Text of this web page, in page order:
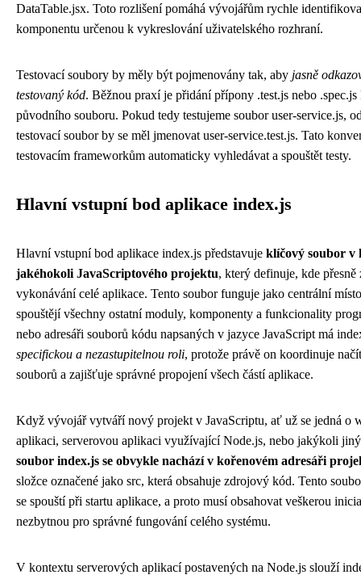
DataTable.jsx. Toto rozlišení pomáhá vývojářům rychle
komponentu určenou k vykreslování uživatelského rozhraní.
Testovací soubory by měly být pojmenovány tak, aby jasně
testovaný kód. Běžnou praxí je přidání přípony .test.js nebo .spec.js
původního souboru. Pokud tedy testujeme soubor user-service.js,
testovací soubor by se měl jmenovat user-service.test.js. Tato
testovacím frameworkům automaticky vyhledávat a spouštět testy.
Hlavní vstupní bod aplikace index.js
Hlavní vstupní bod aplikace index.js představuje klíčový soubor v
jakéhokoli JavaScriptového projektu, který definuje, kde přesně
vykonávání celé aplikace. Tento soubor funguje jako centrální
spouštějí všechny ostatní moduly, komponenty a funkcionality
nebo adresáři souborů kódu napsaných v jazyce JavaScript má
specifickou a nezastupitelnou roli, protože právě on koordinuje
souborů a zajišťuje správné propojení všech částí aplikace.
Když vývojář vytváří nový projekt v JavaScriptu, ať už se jedná o
aplikaci, serverovou aplikaci využívající Node.js, nebo jakýkoli
soubor index.js se obvykle nachází v kořenovém adresáři
složce označené jako src, která obsahuje zdrojový kód. Tento
se spouští při startu aplikace, a proto musí obsahovat veškerou
nezbytnou pro správné fungování celého systému.
V kontextu serverových aplikací postavených na Node.js slouží